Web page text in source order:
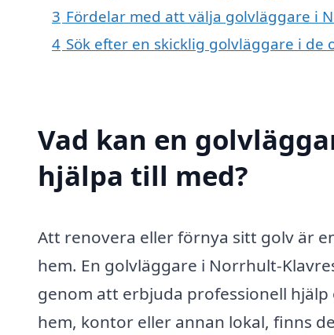
3 Fördelar med att välja golvläggare i
4 Sök efter en skicklig golvläggare i
Vad kan en
hjälpa till med?
Att renovera eller förnya sitt golv är
hem. En golvläggare i Norrhult-
genom att erbjuda professionell
hem, kontor eller annan lokal, finns